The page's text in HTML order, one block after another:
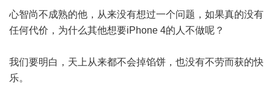
心智尚不成熟的他，从来没有想过一个问题，如果真的没有
任何代价，为什么其他想要iPhone 4的人不做呢？
我们要明白，天上从来都不会掉馅饼，也没有不劳而获的快
乐。